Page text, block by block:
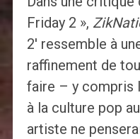
Friday 2 »,
2' ressemble à
raffinement de
faire – y compris
à la culture pop
artiste ne